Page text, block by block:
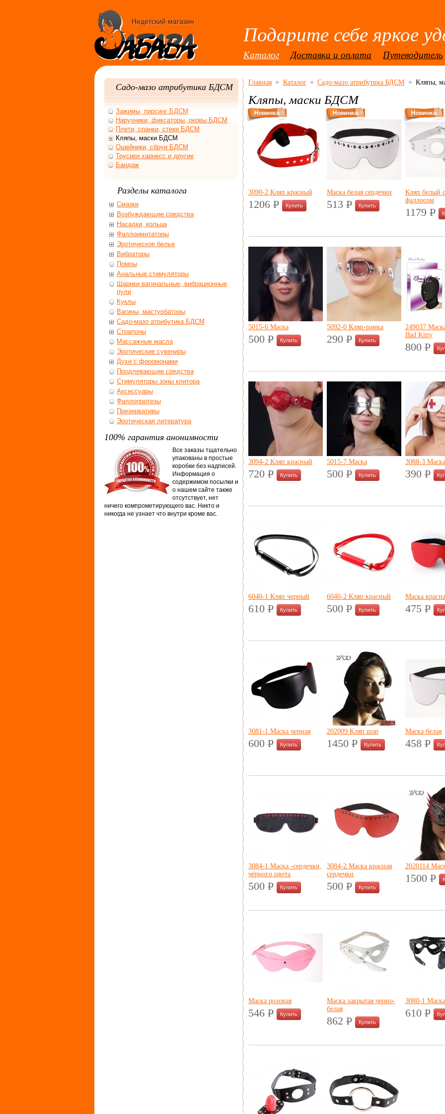
Недетский магазин
Подарите себе яркое
Каталог Доставка и оплата Путеводитель
Главная Каталог Садо-мазо атрибутика БДСМ Кляпы,
Кляпы, маски БДСМ
3090-2 Кляп красный
1206 P
УБ.
Маска белая сердечки
513 P
УБ.
Кляп белый
фаллосом
1179 P
5015-6 Маска
500 P
УБ.
5092-0 Кляп-рамка
290 P
УБ.
249037
Bad Kitty
800 P
УБ.
3094-2 Кляп красный
720 P
УБ.
5015-7 Маска
500 P
УБ.
3088-3 Маска
390 P
УБ.
6040-1 Кляп черный
610 P
УБ.
6040-2 Кляп красный
500 P
УБ.
Маска
475 P
УБ.
3081-1 Маска черная
600 P
УБ.
202009 Кляп шар
1450 P
УБ.
Маска белая
458 P
УБ.
3084-1 Маска -сердечки,
чёрного цвета
500 P
УБ.
3084-2 Маска красная
сердечки
500 P
УБ.
2020114
1500 P
Маска розовая
546 P
УБ.
Маска закрытая черно-
белая
862 P
УБ.
3080-1
610 P
УБ.
Садо-мазо атрибутика БДСМ
Зажимы, пирсинг БДСМ
Наручники, фиксаторы, оковы БДСМ
Плети, спанки, стеки БДСМ
Кляпы, маски БДСМ
Ошейники, сбруи БДСМ
Трусики харнесс и другие
Бандаж
Разделы каталога
Смазки
Возбуждающие средства
Насадки, кольца
Фаллоимитаторы
Эротическое белье
Вибраторы
Помпы
Анальные стимуляторы
Шарики вагинальные, вибрационные
пули
Куклы
Вагины, мастурбаторы
Садо-мазо атрибутика БДСМ
Страпоны
Массажные масла
Эротические сувениры
Духи с феромонами
Продлевающие средства
Стимуляторы зоны клитора
Аксессуары
Фаллопротезы
Презервативы
Эротическая литература
100% гарантия анонимности
Все заказы тщательно
упакованы в простые
коробки без надписей.
Информация о
содержимом посылки и
о нашем сайте также
отсутствует, нет
ничего компрометирующего вас. Никто и
никогда не узнает что внутри кроме вас.